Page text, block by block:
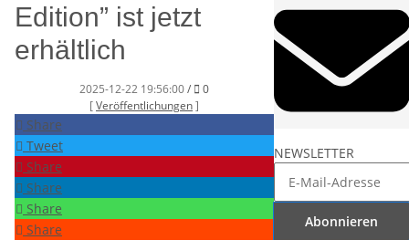
NEWSLETTER
Abonnieren
Edition” ist jetzt
erhältlich
2025-12-22 19:56:00/ Kommentare
0
[Veröffentlichungen]
Share
Tweet
Share
Share
Share
Share